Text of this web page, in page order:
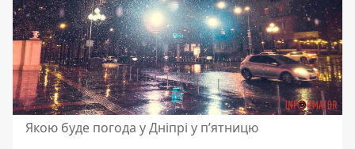
Якою буде погода у Дніпрі у п’ятницю